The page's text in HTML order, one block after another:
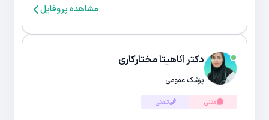
مشاهده پروفایل
دکتر آناهیتا مختارکاری
پزشک عمومی
متنی تلفنی